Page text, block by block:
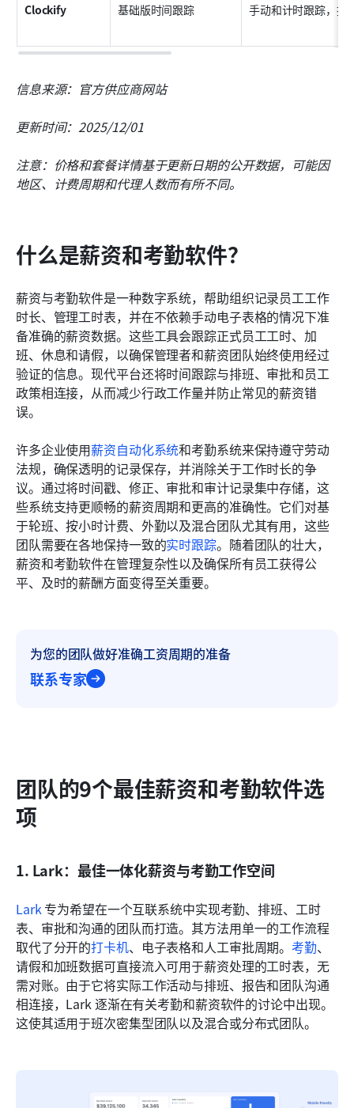
Clockify 基础版时间跟踪 手动和计时跟踪，报
信息来源：官方供应商网站
更新时间：2025/12/01
注意：价格和套餐详情基于更新日期的公开数据，可能因
地区、计费周期和代理人数而有所不同。
什么是薪资和考勤软件？
薪资与考勤软件是一种数字系统，帮助组织记录员工工作
时长、管理工时表，并在不依赖手动电子表格的情况下准
备准确的薪资数据。这些工具会跟踪正式员工工时、加
班、休息和请假，以确保管理者和薪资团队始终使用经过
验证的信息。现代平台还将时间跟踪与排班、审批和员工
政策相连接，从而减少行政工作量并防止常见的薪资错
误。
许多企业使用薪资自动化系统和考勤系统来保持遵守劳动
法规，确保透明的记录保存，并消除关于工作时长的争
议。通过将时间戳、修正、审批和审计记录集中存储，这
些系统支持更顺畅的薪资周期和更高的准确性。它们对基
于轮班、按小时计费、外勤以及混合团队尤其有用，这些
团队需要在各地保持一致的实时跟踪。随着团队的壮大，
薪资和考勤软件在管理复杂性以及确保所有员工获得公
平、及时的薪酬方面变得至关重要。
为您的团队做好准确工资周期的准备
联系专家
团队的9个最佳薪资和考勤软件选
项
1. Lark：最佳一体化薪资与考勤工作空间
Lark 专为希望在一个互联系统中实现考勤、排班、工时
表、审批和沟通的团队而打造。其方法用单一的工作流程
取代了分开的打卡机、电子表格和人工审批周期。考勤、
请假和加班数据可直接流入可用于薪资处理的工时表，无
需对账。由于它将实际工作活动与排班、报告和团队沟通
相连接，Lark 逐渐在有关考勤和薪资软件的讨论中出现。
这使其适用于班次密集型团队以及混合或分布式团队。